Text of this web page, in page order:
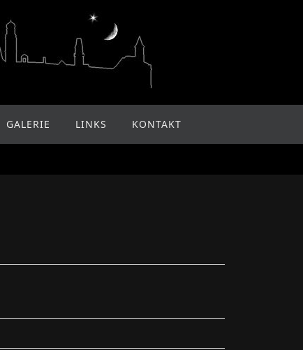
GALERIE LINKS KONTAKT